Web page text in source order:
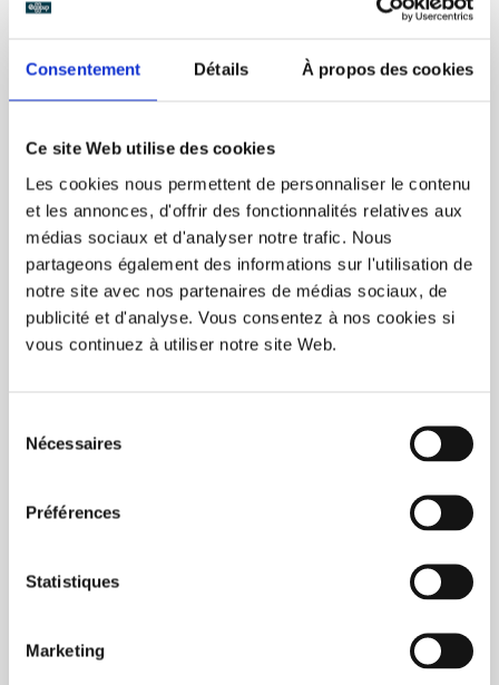
Consentement Détails À propos des cookies
Ce site Web utilise des cookies
Les cookies nous permettent de personnaliser le contenu
et les annonces, d'offrir des fonctionnalités relatives aux
médias sociaux et d'analyser notre trafic. Nous
partageons également des informations sur l'utilisation de
notre site avec nos partenaires de médias sociaux, de
publicité et d'analyse. Vous consentez à nos cookies si
vous continuez à utiliser notre site Web.
Nécessaires
Préférences
Statistiques
Marketing
About the visual:
Front face: flags with yes, fireworks and names of the
couple
Back side: Date with flags and fireworks
Cup colors: white or frosted
Customizable areas: Names, Date
Capacity of 30 cl and height of 11.3 cm
100% recyclable
with the chat leaving your E-mail to